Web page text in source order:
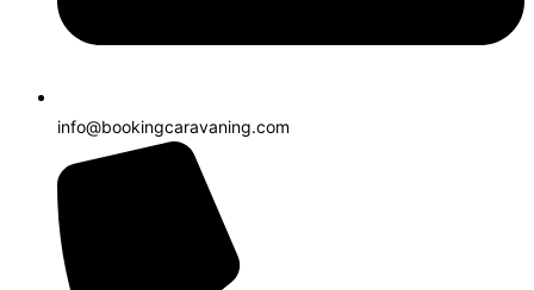
info@bookingcaravaning.com